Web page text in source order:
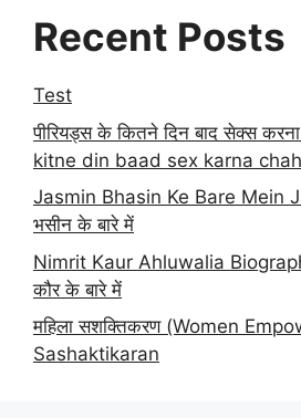
Recent Posts
Test
पीरियड्स के कितने दिन बाद सेक्स
kitne din baad sex karna
Jasmin Bhasin Ke Bare Mein
भसीन के बारे में
Nimrit Kaur Ahluwalia
कौर के बारे में
महिला सशक्तिकरण (Women
Sashaktikaran